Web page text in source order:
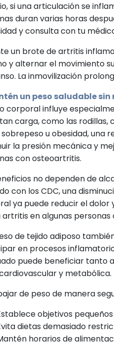
si una articulación se
duran varias horas
y consulta con tu
un brote de artritis
y alternar el movimiento
La inmovilización
un peso saludable
corporal influye
carga, como las rodillas,
u obesidad, una
la presión mecánica y
con osteoartritis.
no dependen de
con los CDC, una
ya puede reducir el dolor
artritis en algunas personas
de tejido adiposo
en procesos
puede beneficiar tanto
y metabólica.
de peso de manera
objetivos
dietas demasiado
horarios de